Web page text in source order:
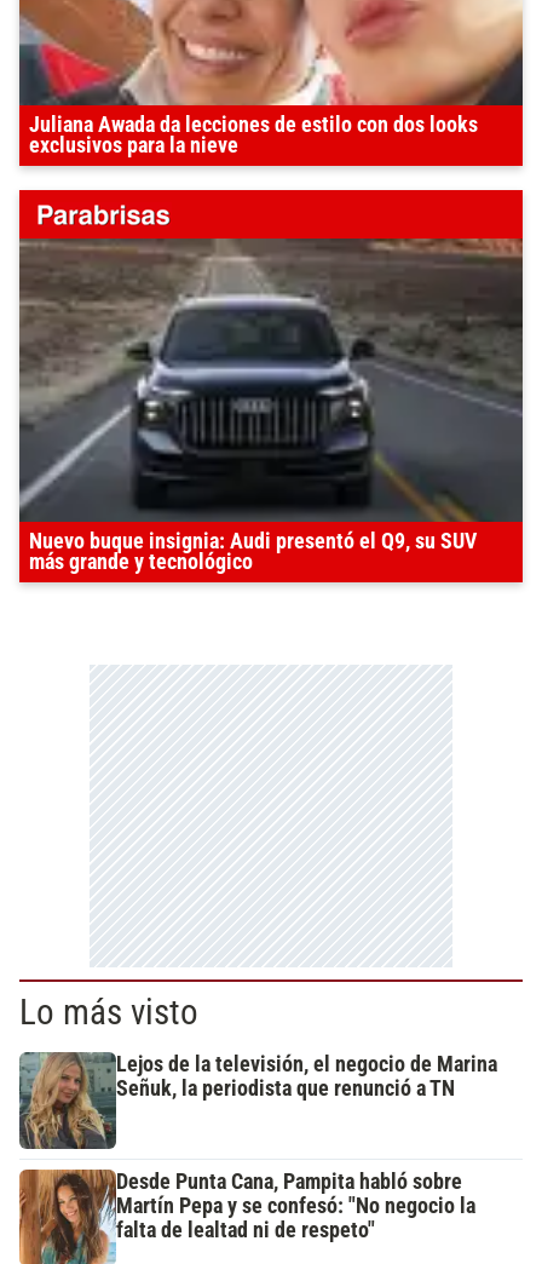
Juliana Awada da lecciones de estilo con dos looks
exclusivos para la nieve
Nuevo buque insignia: Audi presentó el Q9, su SUV
más grande y tecnológico
Lo más visto
Lejos de la televisión, el negocio de Marina
Señuk, la periodista que renunció a TN
Desde Punta Cana, Pampita habló sobre
Martín Pepa y se confesó: "No negocio la
falta de lealtad ni de respeto"